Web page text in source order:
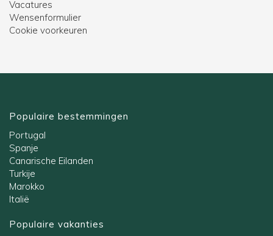
Vacatures
Wensenformulier
Cookie voorkeuren
Populaire bestemmingen
Portugal
Spanje
Canarische Eilanden
Turkije
Marokko
Italië
Populaire vakanties